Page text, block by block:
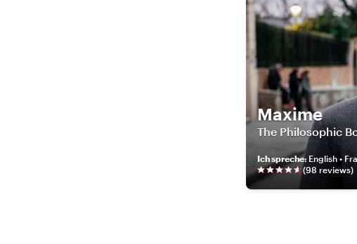
Maxime
The Philosophic
Ich spreche: English •
(98 reviews)